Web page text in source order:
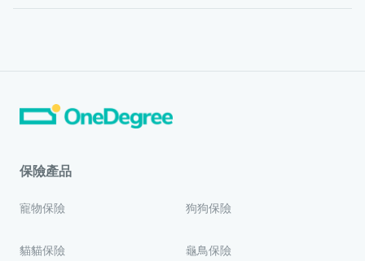
保險產品
寵物保險 狗狗保險
貓貓保險 龜鳥保險